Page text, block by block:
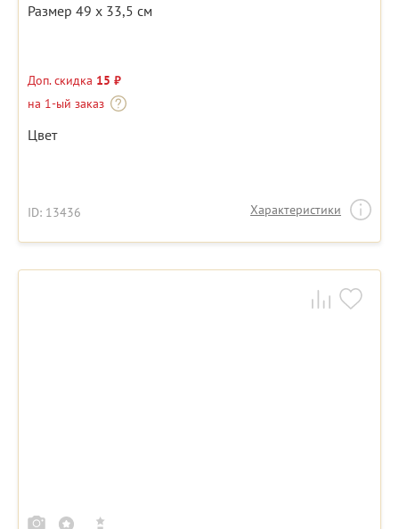
Размер 49 x 33,5 см
Доп. скидка 15 ₽
на 1-ый заказ
Цвет
ID: 13436 Характеристики